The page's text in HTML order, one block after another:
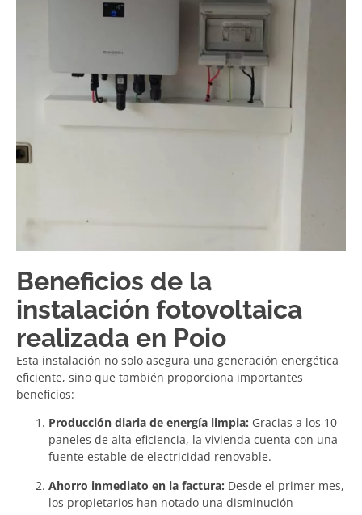
Beneficios de la
instalación fotovoltaica
realizada en Poio
Esta instalación no solo asegura una generación energética
eficiente, sino que también proporciona importantes
beneficios:
Producción diaria de energía limpia: Gracias a los 10
paneles de alta eficiencia, la vivienda cuenta con una
fuente estable de electricidad renovable.
Ahorro inmediato en la factura: Desde el primer mes,
los propietarios han notado una disminución